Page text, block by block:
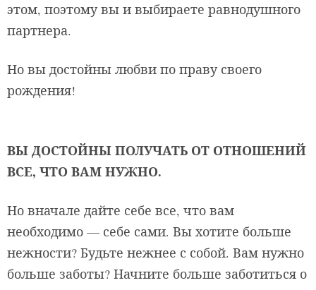
этом, поэтому вы и выбираете равнодушного
партнера.
Но вы достойны любви по праву своего
рождения!
ВЫ ДОСТОЙНЫ ПОЛУЧАТЬ ОТ ОТНОШЕНИЙ
ВСЕ, ЧТО ВАМ НУЖНО.
Но вначале дайте себе все, что вам
необходимо — себе сами. Вы хотите больше
нежности? Будьте нежнее с собой. Вам нужно
больше заботы? Начните больше заботиться о